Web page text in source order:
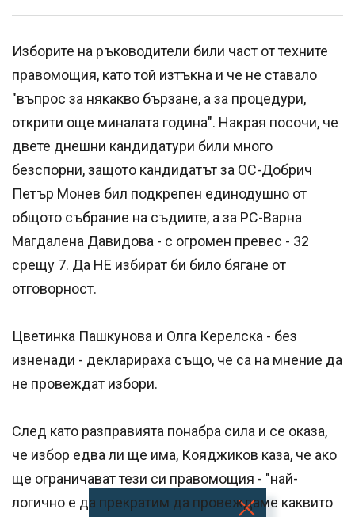
Изборите на ръководители били част от техните
правомощия, като той изтъкна и че не ставало
"въпрос за някакво бързане, а за процедури,
открити още миналата година". Накрая посочи, че
двете днешни кандидатури били много
безспорни, защото кандидатът за ОС-Добрич
Петър Монев бил подкрепен единодушно от
общото събрание на съдиите, а за РС-Варна
Магдалена Давидова - с огромен превес - 32
срещу 7. Да НЕ избират би било бягане от
отговорност.
Цветинка Пашкунова и Олга Керелска - без
изненади - декларираха също, че са на мнение да
не провеждат избори.
След като разправията понабра сила и се оказа,
че избор едва ли ще има, Кояджиков каза, че ако
ще ограничават тези си правомощия - "най-
логично е да прекратим да провеждаме каквито